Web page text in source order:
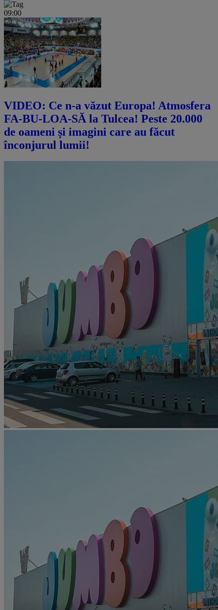
09:00
VIDEO: Ce n-a văzut Europa! Atmosfera
FA-BU-LOA-SĂ la Tulcea! Peste 20.000
de oameni și imagini care au făcut
înconjurul lumii!